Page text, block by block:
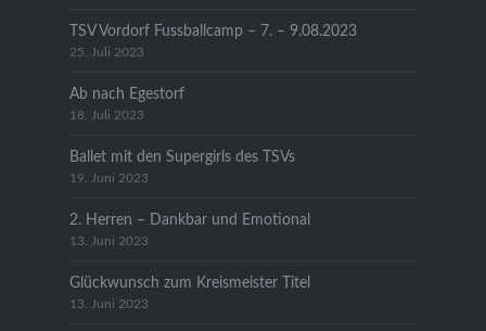
TSV Vordorf Fussballcamp – 7. – 9.08.2023
25. Juli 2023
Ab nach Egestorf
18. Juli 2023
Ballet mit den Supergirls des TSVs
19. Juni 2023
2. Herren – Dankbar und Emotional
13. Juni 2023
Glückwunsch zum Kreismeister Titel
13. Juni 2023